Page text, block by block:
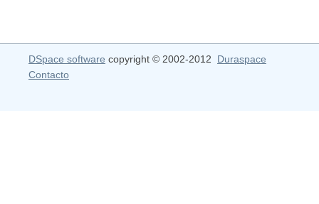
DSpace software copyright © 2002-2012 Duraspace
Contacto